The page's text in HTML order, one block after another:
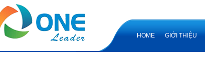
HOME GIỚI THIỆU